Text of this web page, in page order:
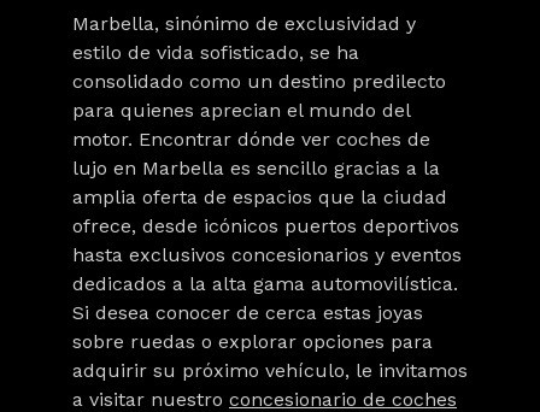
Marbella, sinónimo de exclusividad y
estilo de vida sofisticado, se ha
consolidado como un destino predilecto
para quienes aprecian el mundo del
motor. Encontrar dónde ver coches de
lujo en Marbella es sencillo gracias a la
amplia oferta de espacios que la ciudad
ofrece, desde icónicos puertos deportivos
hasta exclusivos concesionarios y eventos
dedicados a la alta gama automovilística.
Si desea conocer de cerca estas joyas
sobre ruedas o explorar opciones para
adquirir su próximo vehículo, le invitamos
a visitar nuestro concesionario de coches